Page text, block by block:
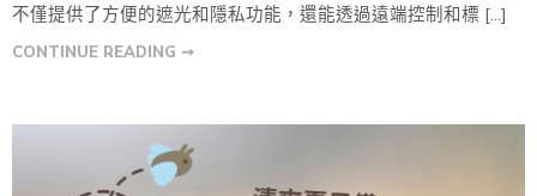
不僅提供了方便的遮光和隱私功能，還能透過遠端控制和標 […]
CONTINUE READING ➞